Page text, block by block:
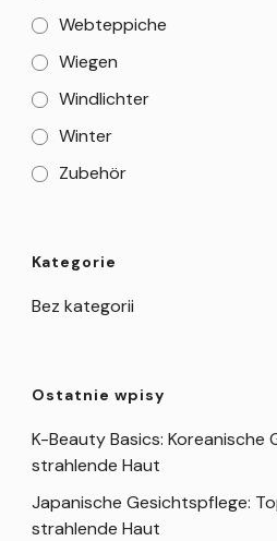
Webteppiche
Wiegen
Windlichter
Winter
Zubehör
Kategorie
Bez kategorii
Ostatnie wpisy
K-Beauty Basics: Koreanische
strahlende Haut
Japanische Gesichtspflege:
strahlende Haut